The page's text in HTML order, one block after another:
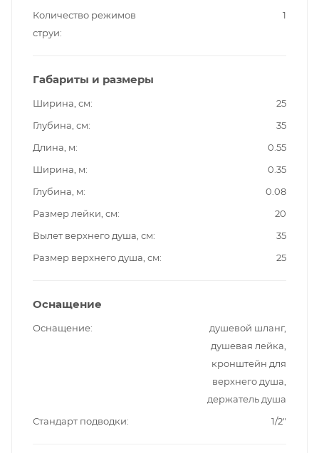
Количество режимов
струи
1
Габариты и размеры
Ширина, см
25
Глубина, см
35
Длина, м
0.55
Ширина, м
0.35
Глубина, м
0.08
Размер лейки, см
20
Вылет верхнего душа, см
35
Размер верхнего душа, см
25
Оснащение
Оснащение
душевой шланг,
душевая лейка,
кронштейн для
верхнего душа,
держатель душа
Стандарт подводки
1/2"